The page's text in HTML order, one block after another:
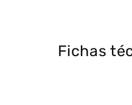
Fichas